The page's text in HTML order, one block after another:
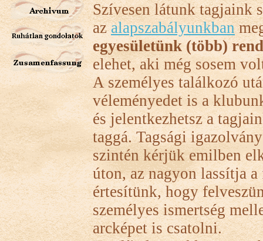
Szívesen látunk tagjaink
azalapszabályunkban
egyesületünk (több)
elehet, aki még sosem
A személyes találkozó
véleményedet is a
és jelentkezhetsz a
taggá. Tagsági
szintén kérjük emilben
úton, az nagyon lassítja
értesítünk, hogy
személyes ismertség
arcképet is csatolni.